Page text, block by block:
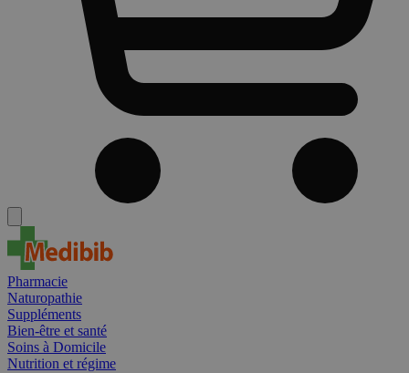
Pharmacie
Naturopathie
Suppléments
Bien-être et santé
Soins à Domicile
Nutrition et régime